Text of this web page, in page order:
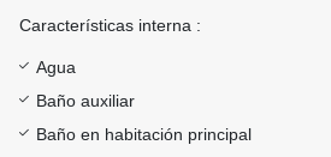
Características interna :
Agua
Baño auxiliar
Baño en habitación principal